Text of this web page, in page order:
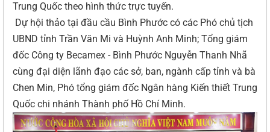
Trung Quốc theo hình thức trực tuyến.
Dự hội thảo tại đầu cầu Bình Phước có các Phó chủ tịch
UBND tỉnh Trần Văn Mi và Huỳnh Anh Minh; Tổng giám
đốc Công ty Becamex - Bình Phước Nguyễn Thanh Nhã
cùng đại diện lãnh đạo các sở, ban, ngành cấp tỉnh và bà
Chen Min, Phó tổng giám đốc Ngân hàng Kiến thiết Trung
Quốc chi nhánh Thành phố Hồ Chí Minh.